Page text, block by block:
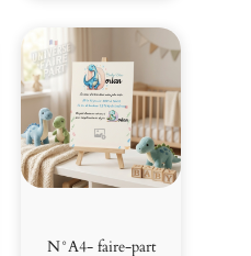
N°A4- faire-part